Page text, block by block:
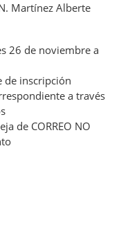
Martínez Alberte
26 de noviembre a
de inscripción
a través
de CORREO NO